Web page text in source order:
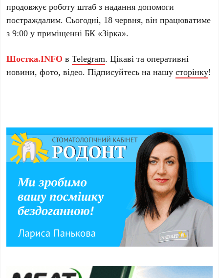
продовжує роботу штаб з надання допомоги
постраждалим. Сьогодні, 18 червня, він працюватиме
з 9:00 у приміщенні БК «Зірка».
Шостка.INFO вTelegram. Цікаві та оперативні
новини, фото, відео. Підписуйтесь на нашусторінку!